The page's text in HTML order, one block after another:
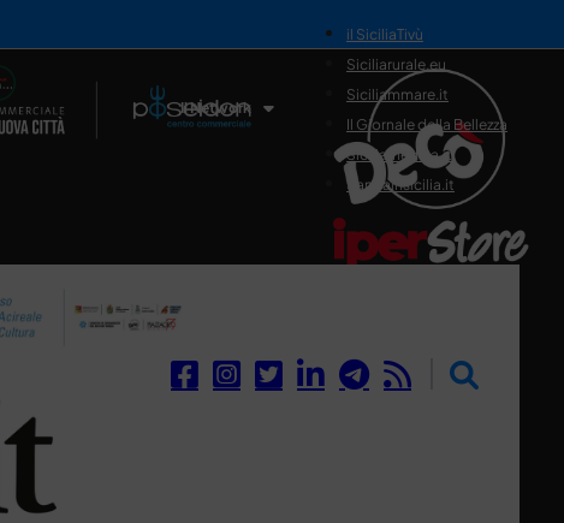
Il Network
il SiciliaTivù
Siciliarurale.eu
Siciliammare.it
Il Giornale della Bellezza
Siciliamedica.it
Sanitainsicilia.it